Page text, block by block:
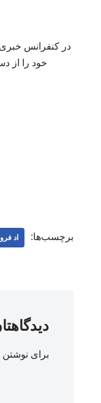
خود را از
برچسب‌ها: اد
برای نوشتن